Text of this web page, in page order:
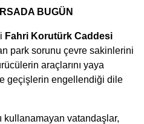
BUGÜN
Fahri Korutürk Caddesi
park sorunu çevre sakinlerini
araçlarını yaya
geçişlerin engellendiği dile
kullanamayan vatandaşlar,